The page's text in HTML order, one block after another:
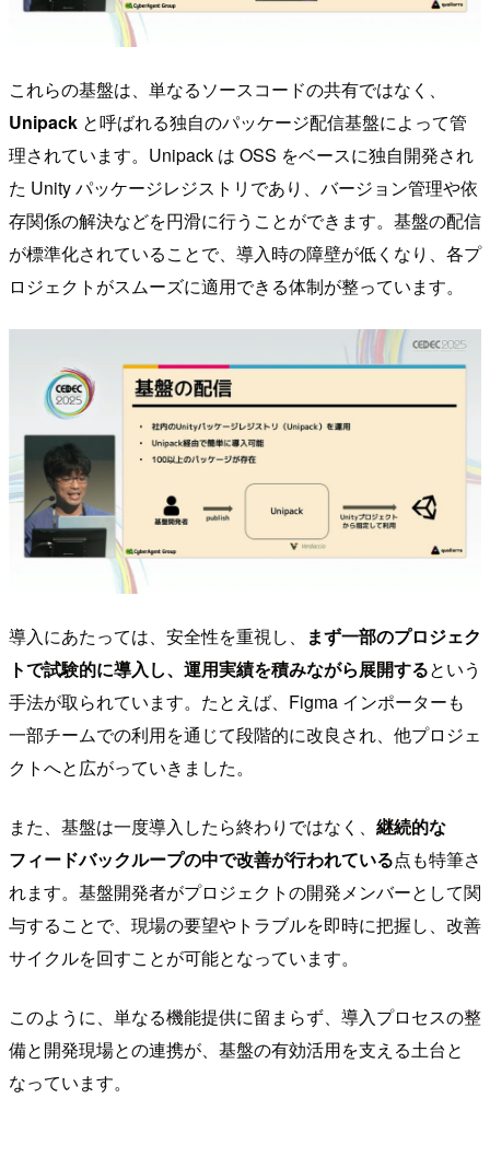
これらの基盤は、単なるソースコードの共有ではなく、
Unipack と呼ばれる独自のパッケージ配信基盤によって管
理されています。Unipack は OSS をベースに独自開発され
た Unity パッケージレジストリであり、バージョン管理や依
存関係の解決などを円滑に行うことができます。基盤の配信
が標準化されていることで、導入時の障壁が低くなり、各プ
ロジェクトがスムーズに適用できる体制が整っています。
導入にあたっては、安全性を重視し、
まず一部のプロジェク
トで試験的に導入し、運用実績を積みながら展開するという
手法が取られています。たとえば、Figma インポーターも
一部チームでの利用を通じて段階的に改良され、他プロジェ
クトへと広がっていきました。
また、基盤は一度導入したら終わりではなく、 継続的な
フィードバックループの中で改善が行われている点も特筆さ
れます。基盤開発者がプロジェクトの開発メンバーとして関
与することで、現場の要望やトラブルを即時に把握し、改善
サイクルを回すことが可能となっています。
このように、単なる機能提供に留まらず、導入プロセスの整
備と開発現場との連携が、基盤の有効活用を支える土台と
なっています。